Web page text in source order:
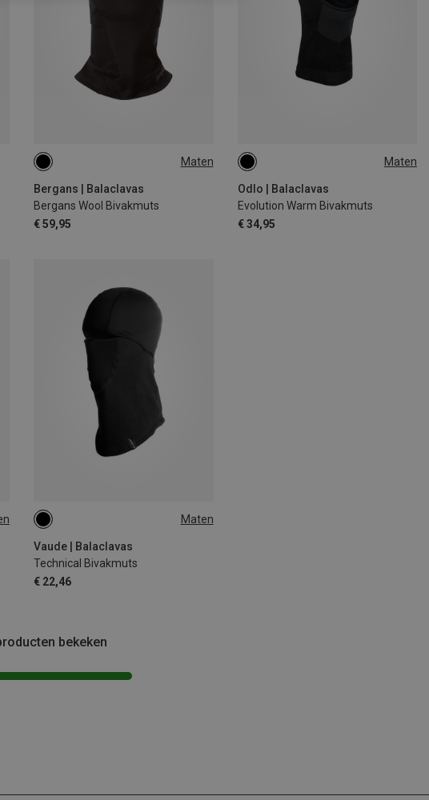
Maten
Bergans | Balaclavas
Bergans Wool Bivakmuts
€ 59,95
ONE SIZE Maten
Odlo | Balaclavas
Evolution Warm Bivakmuts
€ 34,95
L|XL
Maten
Vaude | Balaclavas
Technical Bivakmuts
€ 22,46
S
bekeken